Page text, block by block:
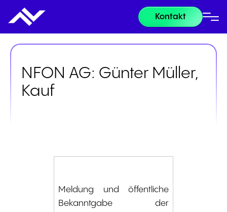
Kontakt
NFON AG: Günter Müller,
Kauf
Meldung und öffentliche
Bekanntgabe der